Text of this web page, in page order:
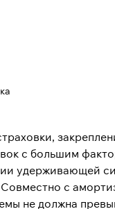
с большим
удерживающей
с
не должна